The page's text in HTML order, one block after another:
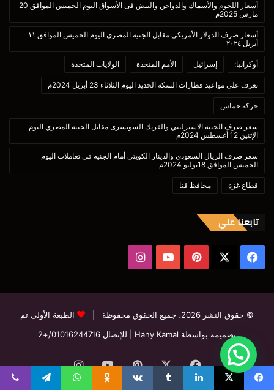
أسعار اللحوم والأسماك والدواجن والبيض فى الأسواق اليوم الخميس الموافق 20
مارس 2025م
أسعار صرف الدولار الأمريكي مقابل الجنيه المصري اليوم الخميس الموافق ١١
أبريل ٢٠٢٤
أوكرانيا: إسرائيل الأمم المتحدة الولايات المتحدة
تعرف على مواعيد قطارات السكة الحديد اليوم الثلاثاء 23 أبريل 2024م
حركة حماس
سعر صرف الجنيه الاسترليني والفرنك السويسرى مقابل الجنيه المصري اليوم
الإثنين 12 أغسطس 2024م
سعر صرف الريال السعودي والدينار الكويتى أمام الجنيه فى تعاملات اليوم
الخميس الموافق 18يوليو 2024م
قطاع غزة محافظ قنا
تابعنا علي
فيسبوك بينتيريست‫YouTube
© حقوق النشر 2026، جميع الحقوق محفوظة |
الطبعة الأولى تم
تصميمه بواسطة Hany Kamal
| للإتصال 01016244716/+2
فيسبوك
‫X بينتيريست‫YouTubeانستقرام